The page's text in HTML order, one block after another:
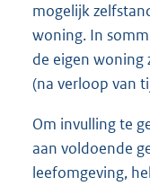
mogelijk
woning. In
de eigen woning
(na verloop van
Om invulling te
aan voldoende
leefomgeving,